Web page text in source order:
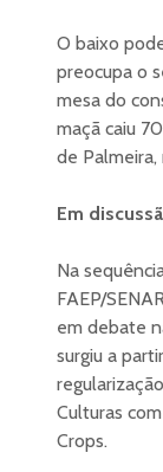
O baixo
preocupa o
mesa do
maçã caiu
de Palmeira,
Em
Na
FAEP/
em debate
surgiu a
Culturas
Crops.